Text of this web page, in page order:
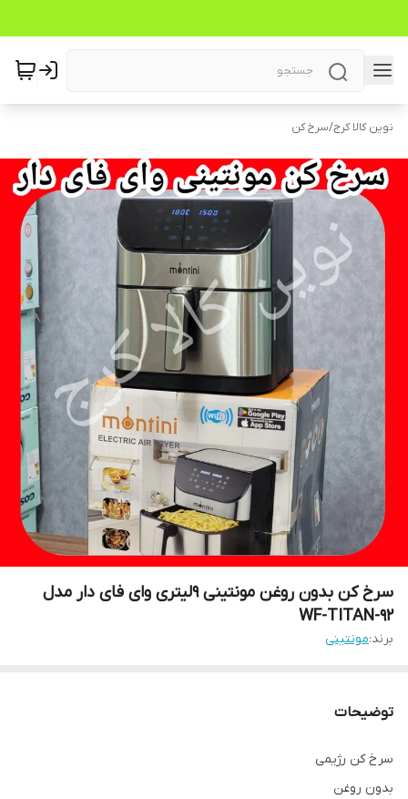
نوین کالا کرج/سرخ کن
سرخ کن بدون روغن مونتینی ۹لیتری وای فای دار مدل
WF-TITAN-92
برند:مونتینی
توضیحات
سرخ کن رژیمی
بدون روغن